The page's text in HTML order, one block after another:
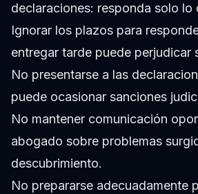
declaraciones: responda solo lo
Ignorar los plazos para
entregar tarde puede perjudicar
No presentarse a las
puede ocasionar sanciones
No mantener comunicación
abogado sobre problemas
descubrimiento.
No prepararse adecuadamente